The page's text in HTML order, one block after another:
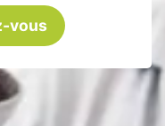
vous